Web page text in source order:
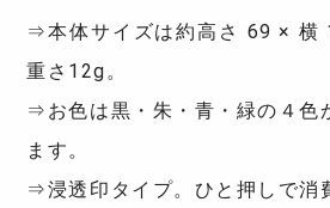
⇒本体サイズは約高さ 69 × 横
重さ12g。
⇒お色は黒・朱・青・緑の４色
ます。
⇒浸透印タイプ。ひと押しで消